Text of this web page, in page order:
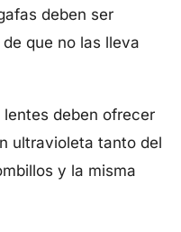
deben ser
que no las lleva
lentes deben ofrecer
ultravioleta tanto del
y la misma